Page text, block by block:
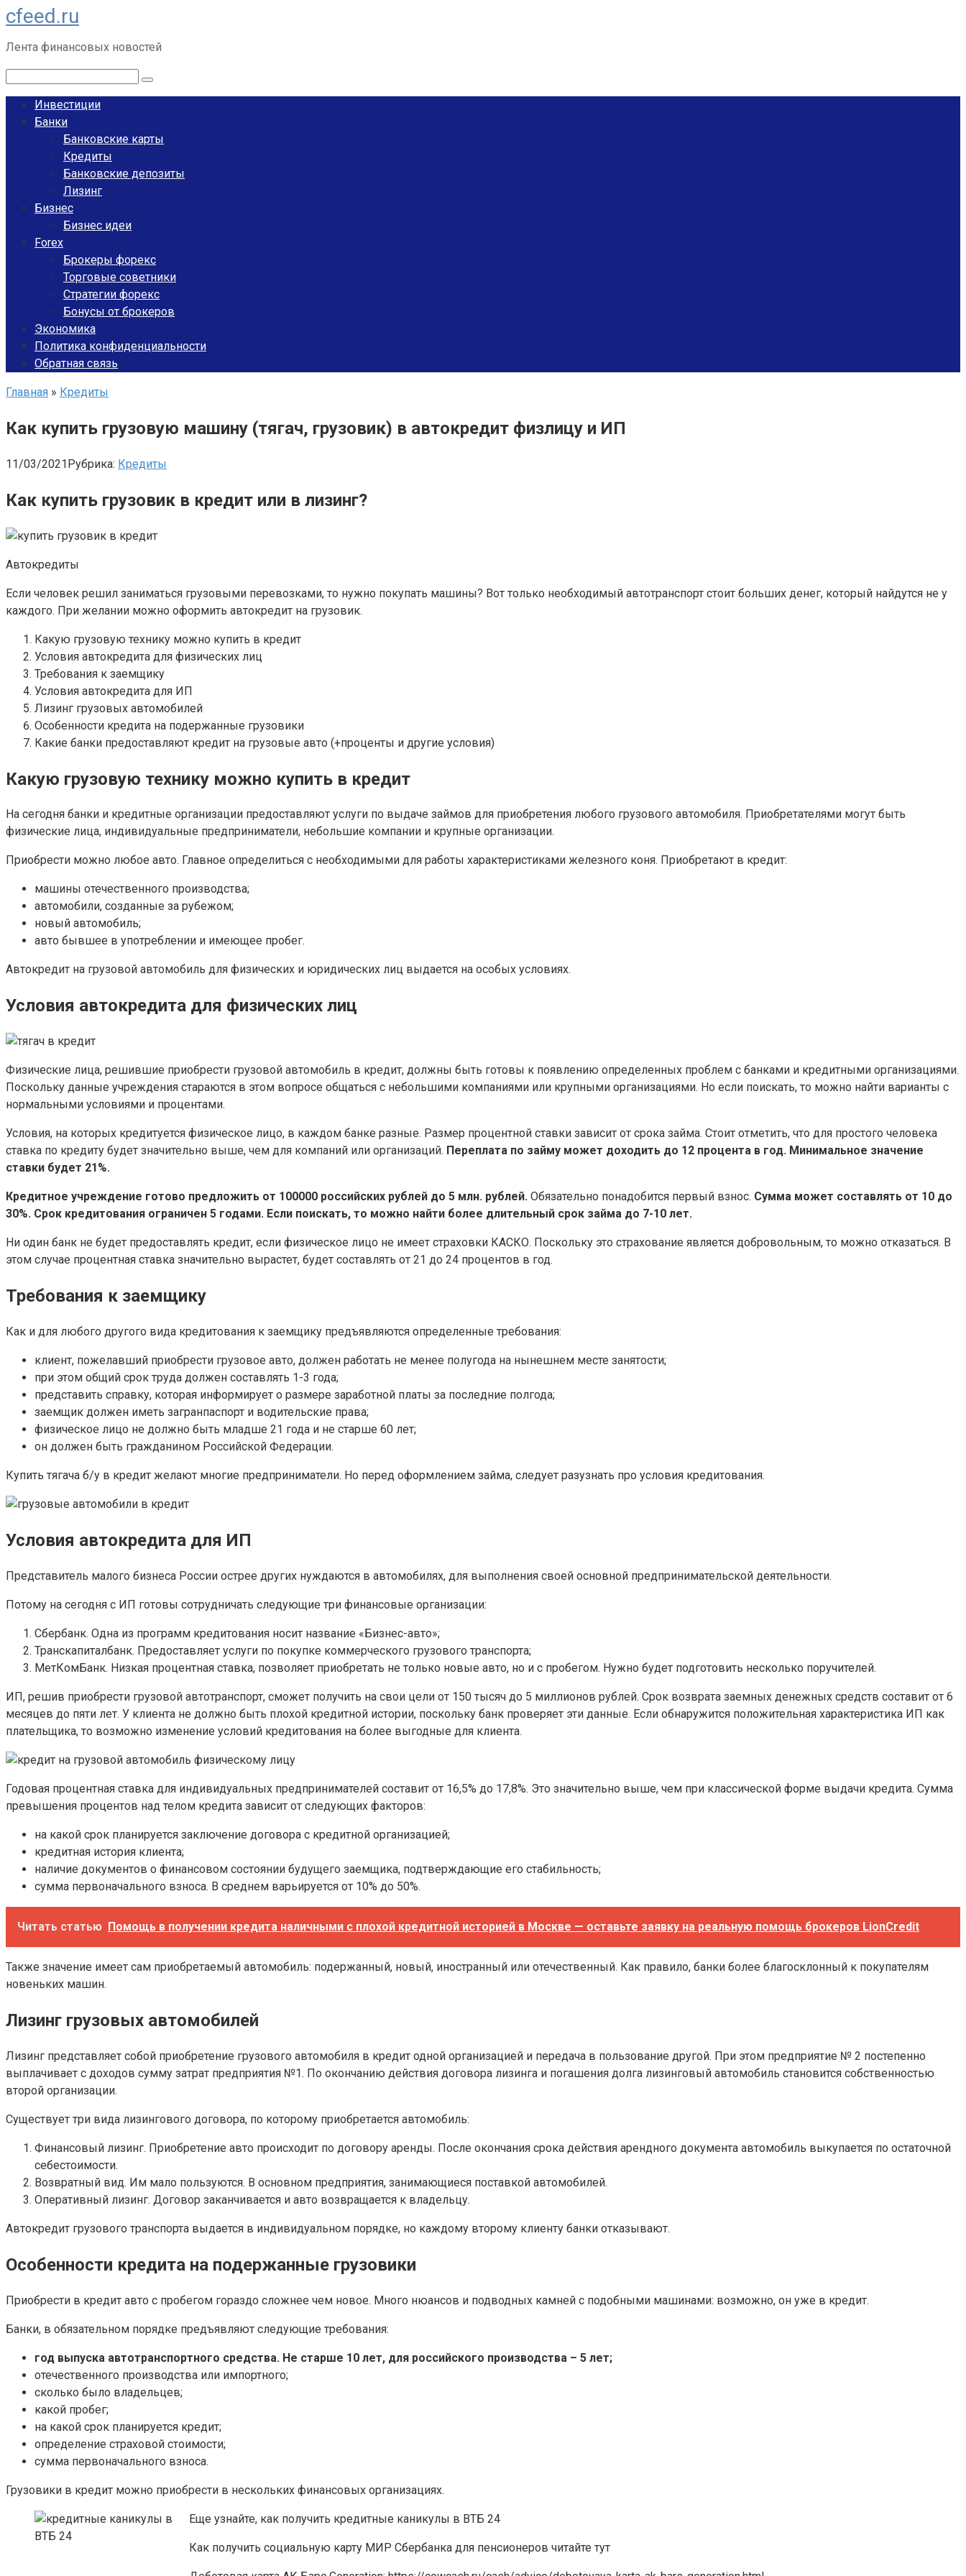
Перейти
к
контенту
cfeed.ru
Лента финансовых новостей
Инвестиции
Банки
Банковские карты
Кредиты
Банковские депозиты
Лизинг
Бизнес
Бизнес идеи
Forex
Брокеры форекс
Торговые советники
Стратегии форекс
Бонусы от брокеров
Экономика
Политика конфиденциальности
Обратная связь
Главная » Кредиты
Как купить грузовую машину (тягач, грузовик) в автокредит физлицу и ИП
11/03/2021Рубрика: Кредиты
Как купить грузовик в кредит или в лизинг?
Автокредиты
Если человек решил заниматься грузовыми перевозками, то нужно покупать машины? Вот только необходимый автотранспорт стоит больших денег, который найдутся не у
каждого. При желании можно оформить автокредит на грузовик.
Какую грузовую технику можно купить в кредит
Условия автокредита для физических лиц
Требования к заемщику
Условия автокредита для ИП
Лизинг грузовых автомобилей
Особенности кредита на подержанные грузовики
Какие банки предоставляют кредит на грузовые авто (+проценты и другие условия)
Какую грузовую технику можно купить в кредит
На сегодня банки и кредитные организации предоставляют услуги по выдаче займов для приобретения любого грузового автомобиля. Приобретателями могут быть
физические лица, индивидуальные предприниматели, небольшие компании и крупные организации.
Приобрести можно любое авто. Главное определиться с необходимыми для работы характеристиками железного коня. Приобретают в кредит:
машины отечественного производства;
автомобили, созданные за рубежом;
новый автомобиль;
авто бывшее в употреблении и имеющее пробег.
Автокредит на грузовой автомобиль для физических и юридических лиц выдается на особых условиях.
Условия автокредита для физических лиц
Физические лица, решившие приобрести грузовой автомобиль в кредит, должны быть готовы к появлению определенных проблем с банками и кредитными организациями.
Поскольку данные учреждения стараются в этом вопросе общаться с небольшими компаниями или крупными организациями. Но если поискать, то можно найти варианты с
нормальными условиями и процентами.
Условия, на которых кредитуется физическое лицо, в каждом банке разные. Размер процентной ставки зависит от срока займа. Стоит отметить, что для простого человека
ставка по кредиту будет значительно выше, чем для компаний или организаций. Переплата по займу может доходить до 12 процента в год. Минимальное значение
ставки будет 21%.
Кредитное учреждение готово предложить от 100000 российских рублей до 5 млн. рублей. Обязательно понадобится первый взнос. Сумма может составлять от 10 до
30%. Срок кредитования ограничен 5 годами. Если поискать, то можно найти более длительный срок займа до 7-10 лет.
Ни один банк не будет предоставлять кредит, если физическое лицо не имеет страховки КАСКО. Поскольку это страхование является добровольным, то можно отказаться. В
этом случае процентная ставка значительно вырастет, будет составлять от 21 до 24 процентов в год.
Требования к заемщику
Как и для любого другого вида кредитования к заемщику предъявляются определенные требования:
клиент, пожелавший приобрести грузовое авто, должен работать не менее полугода на нынешнем месте занятости;
при этом общий срок труда должен составлять 1-3 года;
представить справку, которая информирует о размере заработной платы за последние полгода;
заемщик должен иметь загранпаспорт и водительские права;
физическое лицо не должно быть младше 21 года и не старше 60 лет;
он должен быть гражданином Российской Федерации.
Купить тягача б/у в кредит желают многие предприниматели. Но перед оформлением займа, следует разузнать про условия кредитования.
Условия автокредита для ИП
Представитель малого бизнеса России острее других нуждаются в автомобилях, для выполнения своей основной предпринимательской деятельности.
Потому на сегодня с ИП готовы сотрудничать следующие три финансовые организации:
Сбербанк. Одна из программ кредитования носит название «Бизнес-авто»;
Транскапиталбанк. Предоставляет услуги по покупке коммерческого грузового транспорта;
МетКомБанк. Низкая процентная ставка, позволяет приобретать не только новые авто, но и с пробегом. Нужно будет подготовить несколько поручителей.
ИП, решив приобрести грузовой автотранспорт, сможет получить на свои цели от 150 тысяч до 5 миллионов рублей. Срок возврата заемных денежных средств составит от 6
месяцев до пяти лет. У клиента не должно быть плохой кредитной истории, поскольку банк проверяет эти данные. Если обнаружится положительная характеристика ИП как
плательщика, то возможно изменение условий кредитования на более выгодные для клиента.
Годовая процентная ставка для индивидуальных предпринимателей составит от 16,5% до 17,8%. Это значительно выше, чем при классической форме выдачи кредита. Сумма
превышения процентов над телом кредита зависит от следующих факторов:
на какой срок планируется заключение договора с кредитной организацией;
кредитная история клиента;
наличие документов о финансовом состоянии будущего заемщика, подтверждающие его стабильность;
сумма первоначального взноса. В среднем варьируется от 10% до 50%.
Читать статью Помощь в получении кредита наличными с плохой кредитной историей в Москве — оставьте заявку на реальную помощь брокеров LionCredit
Также значение имеет сам приобретаемый автомобиль: подержанный, новый, иностранный или отечественный. Как правило, банки более благосклонный к покупателям
новеньких машин.
Лизинг грузовых автомобилей
Лизинг представляет собой приобретение грузового автомобиля в кредит одной организацией и передача в пользование другой. При этом предприятие № 2 постепенно
выплачивает с доходов сумму затрат предприятия №1. По окончанию действия договора лизинга и погашения долга лизинговый автомобиль становится собственностью
второй организации.
Существует три вида лизингового договора, по которому приобретается автомобиль:
Финансовый лизинг. Приобретение авто происходит по договору аренды. После окончания срока действия арендного документа автомобиль выкупается по остаточной
себестоимости.
Возвратный вид. Им мало пользуются. В основном предприятия, занимающиеся поставкой автомобилей.
Оперативный лизинг. Договор заканчивается и авто возвращается к владельцу.
Автокредит грузового транспорта выдается в индивидуальном порядке, но каждому второму клиенту банки отказывают.
Особенности кредита на подержанные грузовики
Приобрести в кредит авто с пробегом гораздо сложнее чем новое. Много нюансов и подводных камней с подобными машинами: возможно, он уже в кредит.
Банки, в обязательном порядке предъявляют следующие требования:
год выпуска автотранспортного средства. Не старше 10 лет, для российского производства – 5 лет;
отечественного производства или импортного;
сколько было владельцев;
какой пробег;
на какой срок планируется кредит;
определение страховой стоимости;
сумма первоначального взноса.
Грузовики в кредит можно приобрести в нескольких финансовых организациях.
Еще узнайте, как получить кредитные каникулы в ВТБ 24
Как получить социальную карту МИР Сбербанка для пенсионеров читайте тут